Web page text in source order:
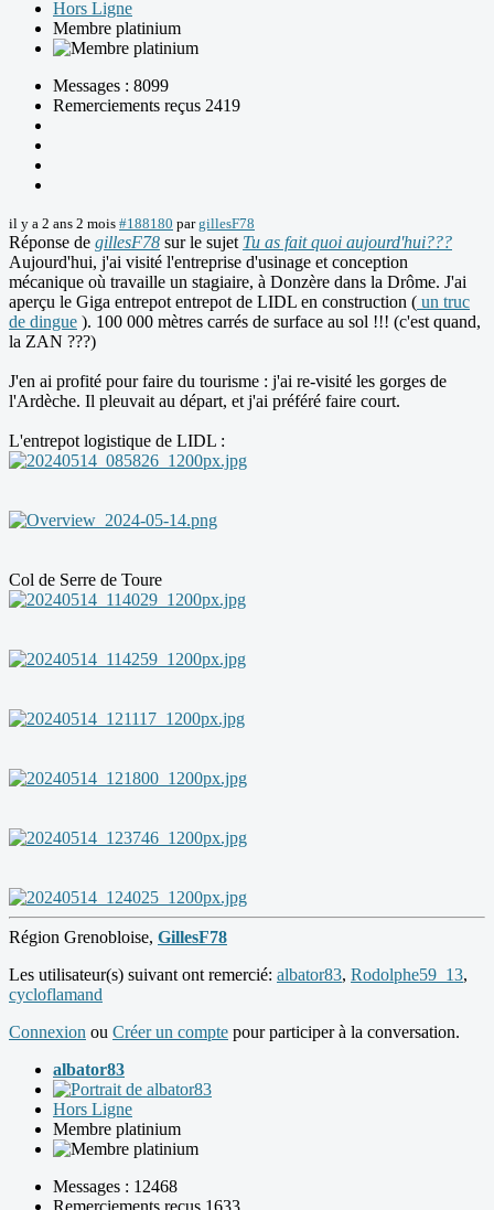
Hors Ligne
Membre platinium
Messages : 8099
Remerciements reçus 2419
il y a 2 ans 2 mois #188180 pargillesF78
Réponse de gillesF78 sur le sujet Tu as fait quoi aujourd'hui???
Aujourd'hui, j'ai visité l'entreprise d'usinage et conception
mécanique où travaille un stagiaire, à Donzère dans la Drôme. J'ai
aperçu le Giga entrepot entrepot de LIDL en construction ( un truc
de dingue ). 100 000 mètres carrés de surface au sol !!! (c'est quand,
la ZAN ???)
J'en ai profité pour faire du tourisme : j'ai re-visité les gorges de
l'Ardèche. Il pleuvait au départ, et j'ai préféré faire court.
L'entrepot logistique de LIDL :
Col de Serre de Toure
Région Grenobloise, GillesF78
Les utilisateur(s) suivant ont remercié: albator83, Rodolphe59_13,
cycloflamand
Connexion ou Créer un compte pour participer à la conversation.
albator83
Hors Ligne
Membre platinium
Messages : 12468